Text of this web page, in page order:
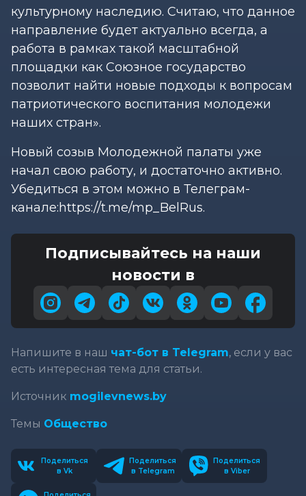
культурному наследию. Считаю, что данное
направление будет актуально всегда, а
работа в рамках такой масштабной
площадки как Союзное государство
позволит найти новые подходы к вопросам
патриотического воспитания молодежи
наших стран».
Новый созыв Молодежной палаты уже
начал свою работу, и достаточно активно.
Убедиться в этом можно в Телеграм-
канале:https://t.me/mp_BelRus.
Подписывайтесь на наши
новости в
Напишите в наш чат-бот в Telegram, если у вас
есть интересная тема для статьи.
Источник mogilevnews.by
Темы Общество
Поделиться
в Vk
Поделиться
в Telegram
Поделиться
в Viber